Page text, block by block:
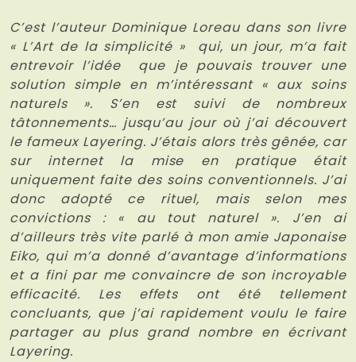
C’est l’auteur Dominique Loreau dans son livre
« L’Art de la simplicité » qui, un jour, m’a fait
entrevoir l’idée que je pouvais trouver une
solution simple en m’intéressant « aux soins
naturels ». S’en est suivi de nombreux
tâtonnements… jusqu’au jour où j’ai découvert
le fameux Layering. J’étais alors très gênée, car
sur internet la mise en pratique était
uniquement faite des soins conventionnels. J’ai
donc adopté ce rituel, mais selon mes
convictions : « au tout naturel ». J’en ai
d’ailleurs très vite parlé à mon amie Japonaise
Eiko, qui m’a donné d’avantage d’informations
et a fini par me convaincre de son incroyable
efficacité. Les effets ont été tellement
concluants, que j’ai rapidement voulu le faire
partager au plus grand nombre en écrivant
Layering.